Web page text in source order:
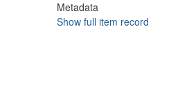
Metadata
Show full item record